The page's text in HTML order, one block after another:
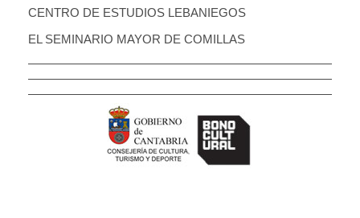
CENTRO DE ESTUDIOS LEBANIEGOS
EL SEMINARIO MAYOR DE COMILLAS